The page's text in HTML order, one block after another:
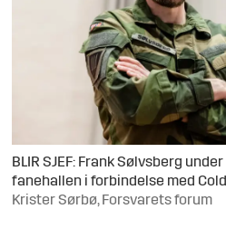
BLIR SJEF: Frank Sølvsberg
fanehallen i forbindelse med
Krister Sørbø, Forsvarets forum